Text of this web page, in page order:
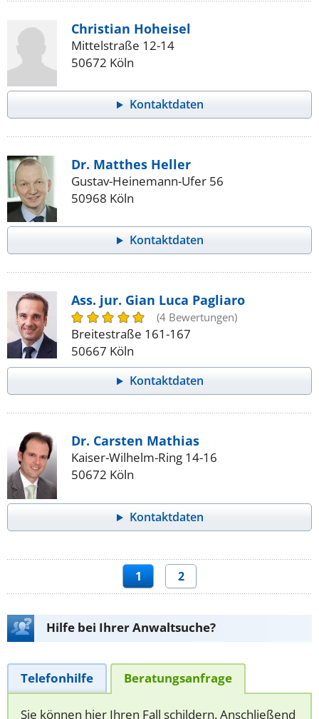
Christian Hoheisel
Mittelstraße 12-14
50672 Köln
Kontaktdaten
Dr. Matthes Heller
Gustav-Heinemann-Ufer 56
50968 Köln
Kontaktdaten
Ass. jur. Gian Luca Pagliaro
(4 Bewertungen)
Breitestraße 161-167
50667 Köln
Kontaktdaten
Dr. Carsten Mathias
Kaiser-Wilhelm-Ring 14-16
50672 Köln
Kontaktdaten
1 2
Hilfe bei Ihrer Anwaltsuche?
Telefonhilfe Beratungsanfrage
Sie können hier Ihren Fall schildern. Anschließend